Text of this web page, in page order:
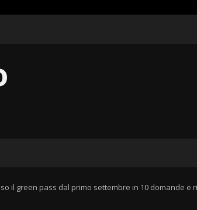
il green pass dal primo settembre in 10 domande e